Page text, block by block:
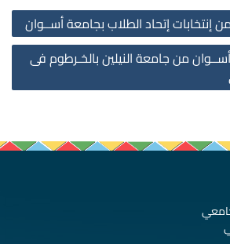
إنتخابات إتحاد الطلاب بجامعة أســوان
من جامعة النيلين بالخـرطوم فى